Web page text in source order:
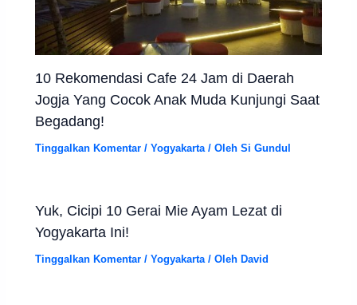
10 Rekomendasi Cafe 24 Jam di Daerah
Jogja Yang Cocok Anak Muda Kunjungi Saat
Begadang!
Tinggalkan Komentar /Yogyakarta / OlehSi Gundul
Yuk, Cicipi 10 Gerai Mie Ayam Lezat di
Yogyakarta Ini!
Tinggalkan Komentar /Yogyakarta / OlehDavid